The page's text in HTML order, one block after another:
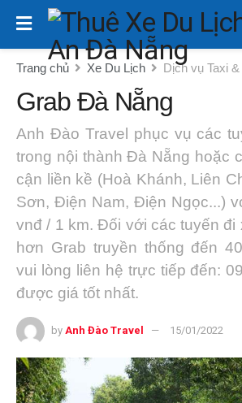
Trang chủ Xe Du Lịch Dịch vụ Taxi
Grab Đà Nẵng
Anh Đào Travel phục vụ các
trong nội thành Đà Nẵng hoặc
cận liền kề (Hoà Khánh, Liên
Sơn, Điện Nam, Điện Ngọc...)
vnđ / 1 km. Đối với các tuyến đi
hơn Grab truyền thống đến
vui lòng liên hệ trực tiếp đến:
được giá tốt nhất.
by Anh Đào Travel 15/01/2022